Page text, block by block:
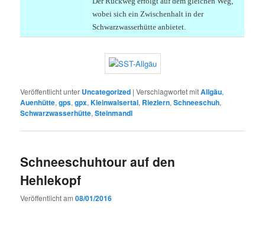
wobei sich ein Zwischenhalt in der
Schwarzwasserhütte anbietet.
Veröffentlicht unter Uncategorized |Verschlagwortet mitAllgäu,
Auenhütte,gps,gpx,Kleinwalsertal, Riezlern,Schneeschuh,
Schwarzwasserhütte,Steinmandl
Schneeschuhtour auf den
Hehlekopf
Veröffentlicht am08/01/2016